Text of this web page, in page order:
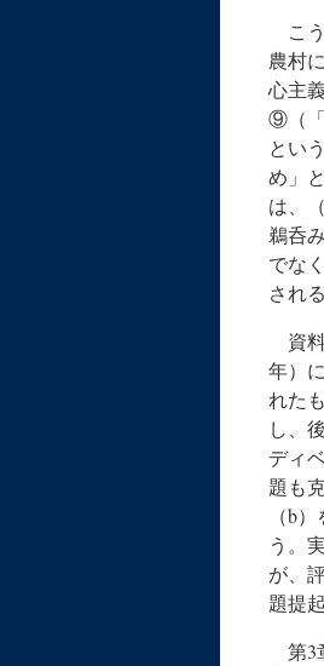
こ
農村
心主
⑨（「
とい
め」
は、
鵜呑
でな
され
資
年）
れた
し、
ディ
題も
（b
う。
が、
題提
第3